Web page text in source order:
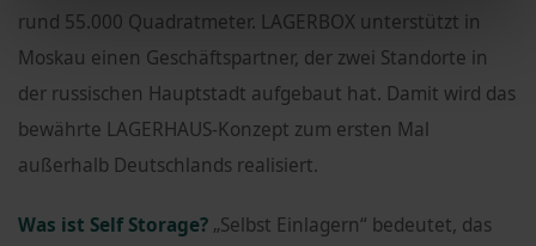
rund 55.000 Quadratmeter. LAGERBOX unterstützt in
Moskau einen Geschäftspartner, der zwei Standorte in
der russischen Hauptstadt aufgebaut hat. Damit wird das
bewährte LAGERHAUS-Konzept zum ersten Mal
außerhalb Deutschlands realisiert.
Was ist Self Storage? „Selbst Einlagern“ bedeutet, das